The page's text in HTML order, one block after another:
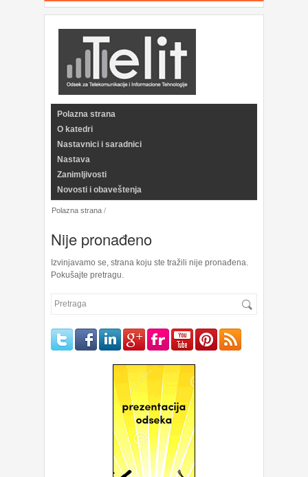
Polazna strana
O katedri
Nastavnici i saradnici
Nastava
Zanimljivosti
Novosti i obaveštenja
Polazna strana /
Nije pronađeno
Izvinjavamo se, strana koju ste tražili nije pronađena.
Pokušajte pretragu.